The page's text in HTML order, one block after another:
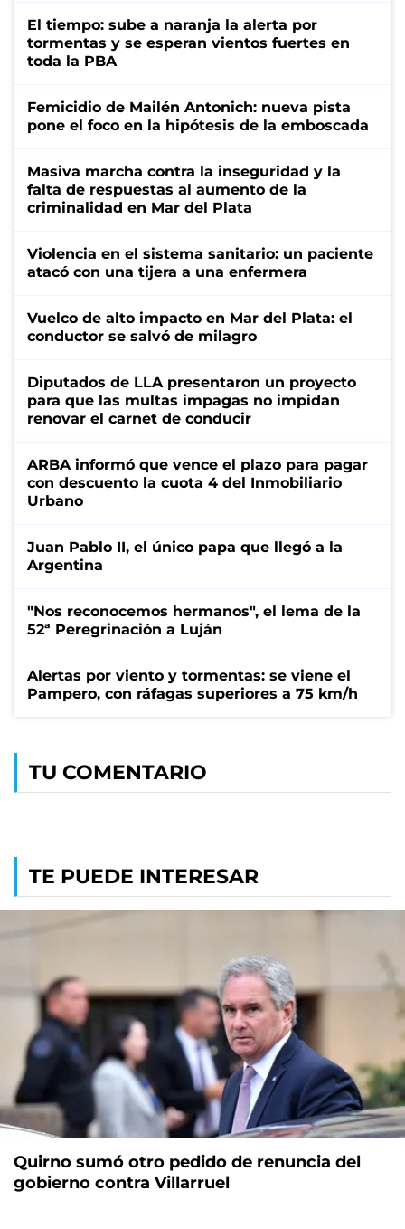
El tiempo: sube a naranja la alerta por
tormentas y se esperan vientos fuertes en
toda la PBA
Femicidio de Mailén Antonich: nueva pista
pone el foco en la hipótesis de la emboscada
Masiva marcha contra la inseguridad y la
falta de respuestas al aumento de la
criminalidad en Mar del Plata
Violencia en el sistema sanitario: un paciente
atacó con una tijera a una enfermera
Vuelco de alto impacto en Mar del Plata: el
conductor se salvó de milagro
Diputados de LLA presentaron un proyecto
para que las multas impagas no impidan
renovar el carnet de conducir
ARBA informó que vence el plazo para pagar
con descuento la cuota 4 del Inmobiliario
Urbano
Juan Pablo II, el único papa que llegó a la
Argentina
"Nos reconocemos hermanos", el lema de la
52ª Peregrinación a Luján
Alertas por viento y tormentas: se viene el
Pampero, con ráfagas superiores a 75 km/h
TU COMENTARIO
TE PUEDE INTERESAR
Quirno sumó otro pedido de renuncia del
gobierno contra Villarruel